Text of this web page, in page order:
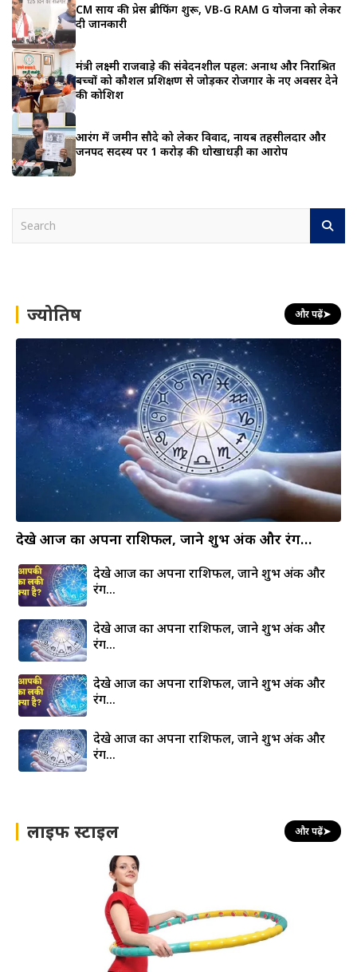
CM साय की प्रेस ब्रीफिंग शुरू, VB-G RAM G योजना को लेकर
दी जानकारी
मंत्री लक्ष्मी राजवाड़े की संवेदनशील पहल: अनाथ और निराश्रित
बच्चों को कौशल प्रशिक्षण से जोड़कर रोजगार के नए अवसर देने
की कोशिश
आरंग में जमीन सौदे को लेकर विवाद, नायब तहसीलदार और
जनपद सदस्य पर 1 करोड़ की धोखाधड़ी का आरोप
h ज्योतिष और पढ़ें➤
देखे आज का अपना राशिफल, जाने शुभ अंक और रंग…
देखे आज का अपना राशिफल, जाने शुभ अंक और
रंग…
देखे आज का अपना राशिफल, जाने शुभ अंक और
रंग…
देखे आज का अपना राशिफल, जाने शुभ अंक और
रंग…
देखे आज का अपना राशिफल, जाने शुभ अंक और
रंग…
लाइफ स्टाइल और पढ़ें➤